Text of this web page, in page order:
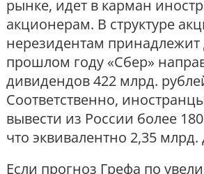
рынке, идет в карман
акционерам. В структуре
нерезидентам принадлежит
прошлом году «Сбер»
дивидендов 422 млрд.
Соответственно,
вывести из России более
что эквивалентно 2,35 млрд.
Если прогноз Грефа по